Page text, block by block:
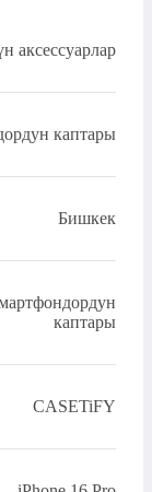
аксессуарлар
каптары
Бишкек
каптары
CASETiFY